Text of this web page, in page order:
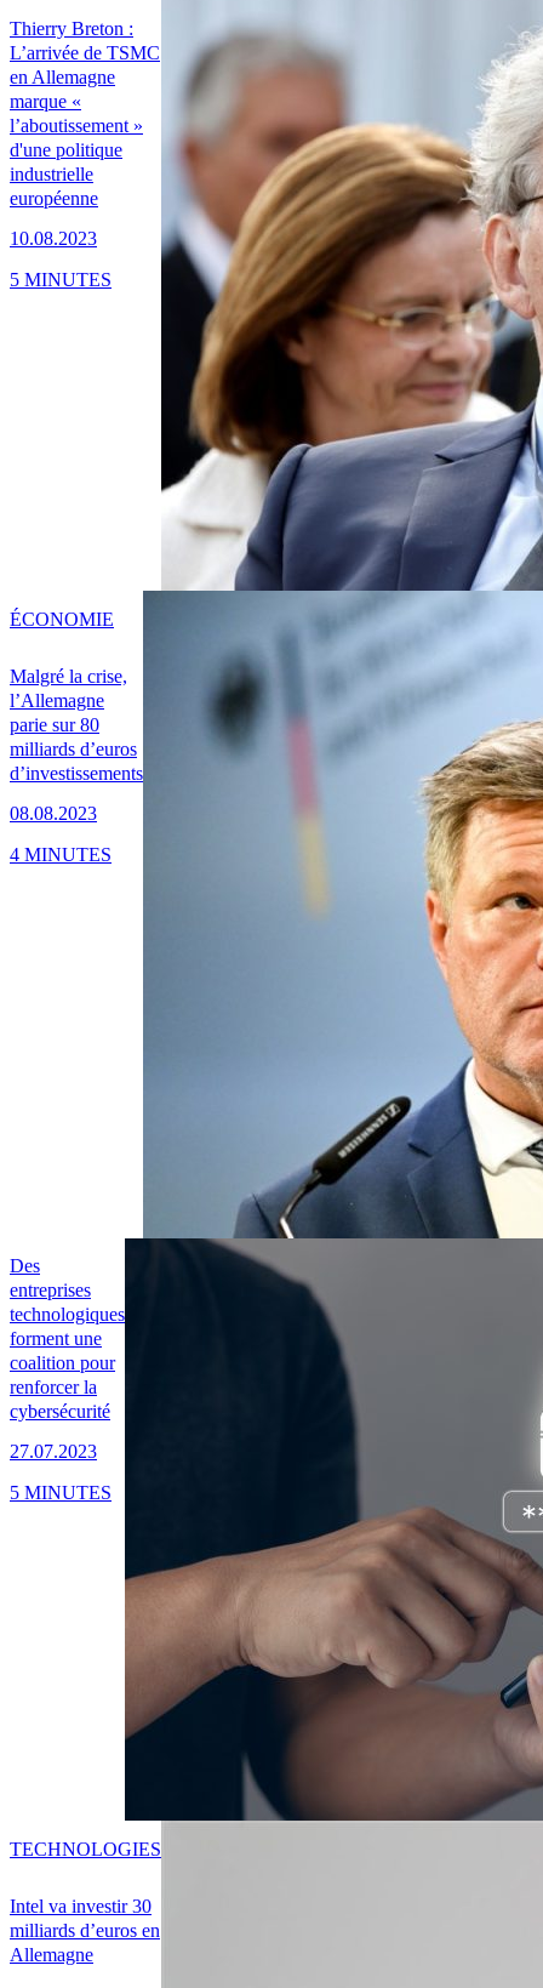
Thierry Breton :
L’arrivée de TSMC
en Allemagne
marque «
l’aboutissement »
d'une politique
industrielle
européenne
10.08.2023
5 MINUTES
Malgré la crise,
l’Allemagne
parie sur 80
milliards d’euros
d’investissements
08.08.2023
ÉCONOMIE
4 MINUTES
Des
entreprises
technologiques
forment une
coalition pour
renforcer la
cybersécurité
27.07.2023
5 MINUTES
Intel va investir 30
milliards d’euros en
Allemagne
TECHNOLOGIES